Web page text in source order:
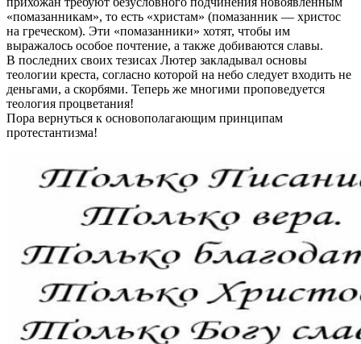
«помазанникам», то есть «христам» (помазанник — христос
на греческом). Эти «помазанники» хотят, чтобы им
выражалось особое почтение, а также добиваются славы.
В последних своих тезисах Лютер закладывал основы
теологии креста, согласно которой на небо следует входить не
деньгами, а скорбями. Теперь же многими проповедуется
теология процветания!
Пора вернуться к основополагающим принципам
протестантизма!